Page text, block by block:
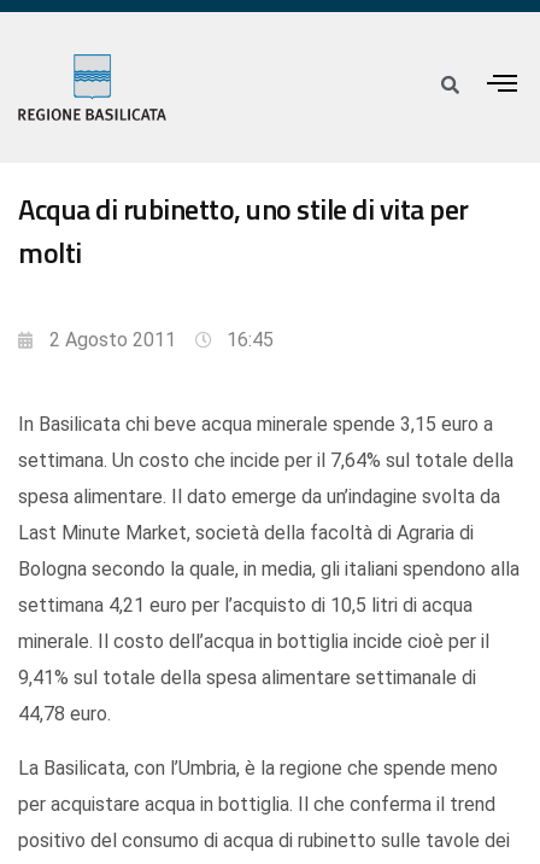
Acqua di rubinetto, uno stile di vita per
molti
2 Agosto 2011 16:45
In Basilicata chi beve acqua minerale spende 3,15 euro a
settimana. Un costo che incide per il 7,64% sul totale della
spesa alimentare. Il dato emerge da un’indagine svolta da
Last Minute Market, società della facoltà di Agraria di
Bologna secondo la quale, in media, gli italiani spendono alla
settimana 4,21 euro per l’acquisto di 10,5 litri di acqua
minerale. Il costo dell’acqua in bottiglia incide cioè per il
9,41% sul totale della spesa alimentare settimanale di
44,78 euro.
La Basilicata, con l’Umbria, è la regione che spende meno
per acquistare acqua in bottiglia. Il che conferma il trend
positivo del consumo di acqua di rubinetto sulle tavole dei